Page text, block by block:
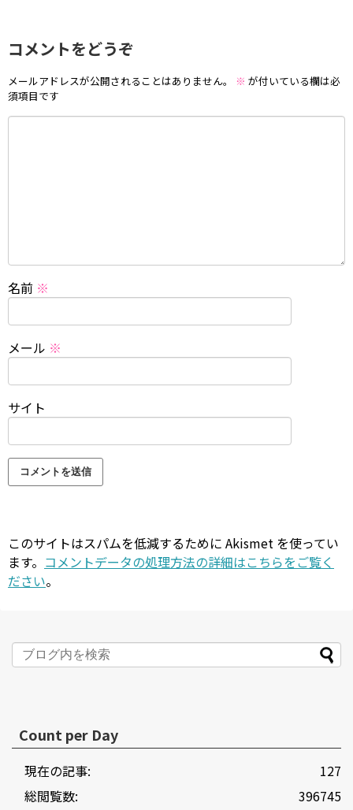
コメントをどうぞ
メールアドレスが公開されることはありません。 ※ が付いている欄は必
須項目です
名前 ※
メール ※
サイト
このサイトはスパムを低減するために Akismet を使ってい
ます。 コメントデータの処理方法の詳細はこちらをご覧く
ださい。
Count per Day
127
現在の記事:
396745
総閲覧数: